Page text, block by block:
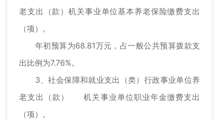
老支出（款）机关事业单位基本养老保险缴费支出
（项）。
年初预算为68.81万元，占一般公共预算拨款支
出比例为7.76%。
3、社会保障和就业支出（类）行政事业单位养
老支出（款） 机关事业单位职业年金缴费支出
（项）。